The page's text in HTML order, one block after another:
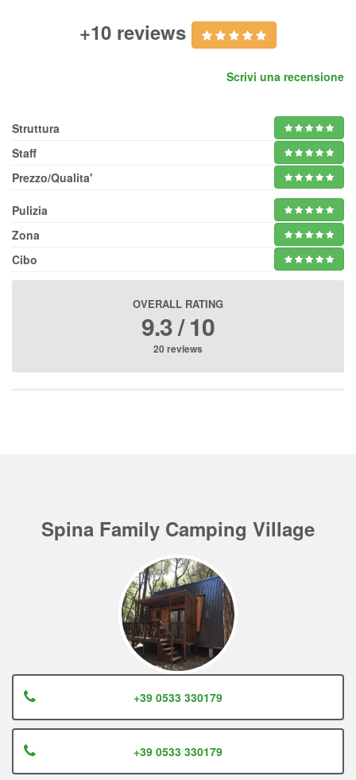
+10 reviews
Scrivi una recensione
Struttura
Staff
Prezzo/Qualita'
Pulizia
Zona
Cibo
OVERALL RATING
9.3 / 10
20 reviews
Spina Family Camping Village
+39 0533 330179
+39 0533 330179